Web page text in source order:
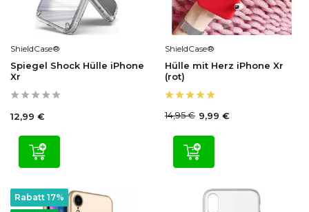
ShieldCase®
Spiegel Shock Hülle iPhone
Xr
12,99 €
ShieldCase®
Hülle mit Herz iPhone Xr
(rot)
14,95 € 9,99 €
Rabatt 17%